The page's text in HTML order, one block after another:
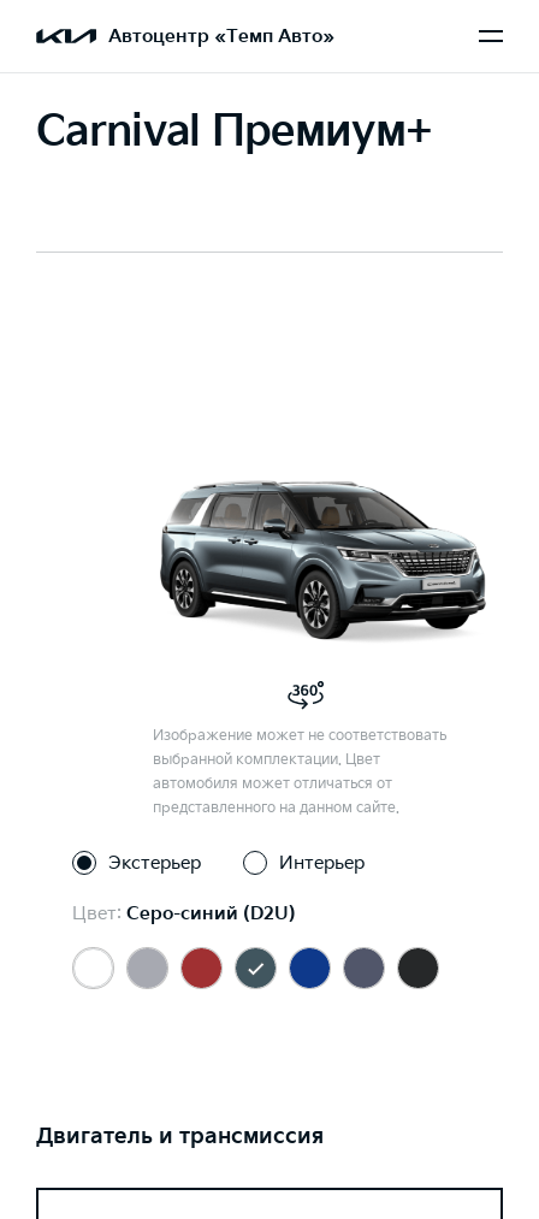
Автоцентр «Темп Авто»
Carnival Премиум+
Изображение может не соответствовать
выбранной комплектации. Цвет
автомобиля может отличаться от
представленного на данном сайте.
Экстерьер Интерьер
Цвет: Серо-синий (D2U)
Двигатель и трансмиссия